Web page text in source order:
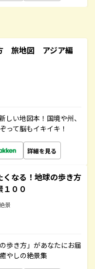
旅地図 アジア編
しい地図本！国境や州、
って脳もイキイキ！
詳細を見る
くなる！地球の歩き方
１００
景
歩き方」があなたにお届
やしの絶景集